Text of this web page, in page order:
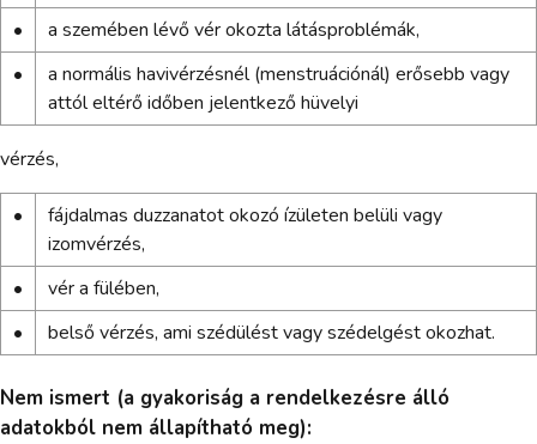
•
a szemében lévő vér okozta látásproblémák,
•
a normális havivérzésnél (menstruációnál) erősebb vagy
attól eltérő időben jelentkező hüvelyi
vérzés,
•
fájdalmas duzzanatot okozó ízületen belüli vagy
izomvérzés,
•
vér a fülében,
•
belső vérzés, ami szédülést vagy szédelgést okozhat.
Nem ismert (a gyakoriság a rendelkezésre álló
adatokból nem állapítható meg):